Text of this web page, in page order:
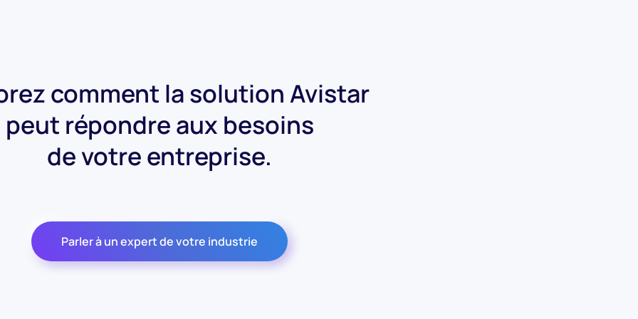
comment la solution Avistar
peut répondre aux besoins
de votre entreprise.
Parler à un expert de votre industrie